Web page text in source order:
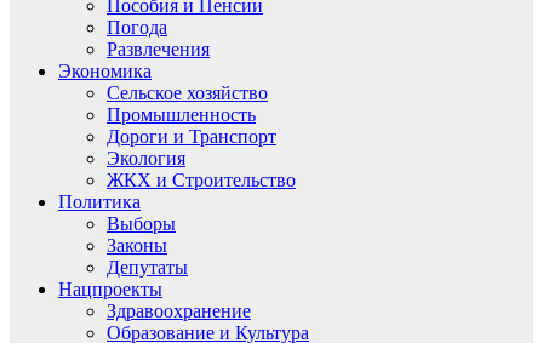
Пособия и Пенсии
Погода
Развлечения
Экономика
Сельское хозяйство
Промышленность
Дороги и Транспорт
Экология
ЖКХ и Строительство
Политика
Выборы
Законы
Депутаты
Нацпроекты
Здравоохранение
Образование и Культура